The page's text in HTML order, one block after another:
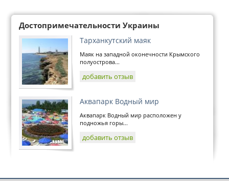
Достопримечательности Украины
Тарханкутский маяк
Маяк на западной оконечности Крымского
полуострова...
добавить отзыв
Аквапарк Водный мир
Аквапарк Водный мир расположен у
подножья горы...
добавить отзыв